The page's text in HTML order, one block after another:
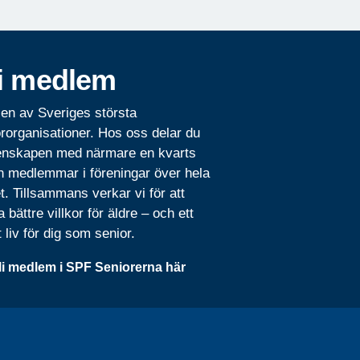
medlem
av Sveriges största
Hos oss delar du
med närmare en kvarts
medlemmar i föreningar över hela
Tillsammans verkar vi för att
bättre villkor för äldre – och ett
liv för dig som senior.
medlem i SPF Seniorerna här